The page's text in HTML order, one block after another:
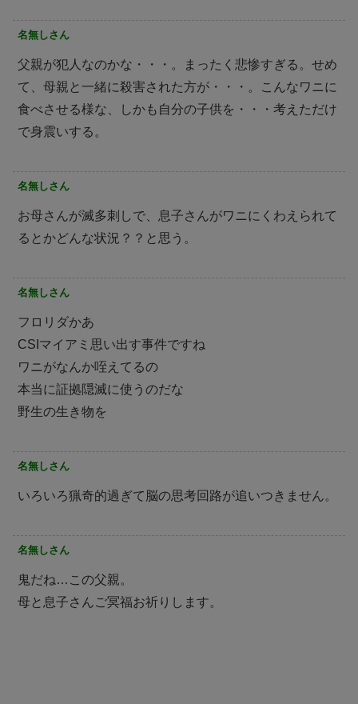
名無しさん
父親が犯人なのかな・・・。まったく悲惨すぎる。せめ
て、母親と一緒に殺害された方が・・・。こんなワニに
食べさせる様な、しかも自分の子供を・・・考えただけ
で身震いする。
名無しさん
お母さんが滅多刺しで、息子さんがワニにくわえられて
るとかどんな状況？？と思う。
名無しさん
フロリダかあ
CSIマイアミ思い出す事件ですね
ワニがなんか咥えてるの
本当に証拠隠滅に使うのだな
野生の生き物を
名無しさん
いろいろ猟奇的過ぎて脳の思考回路が追いつきません。
名無しさん
鬼だね…この父親。
母と息子さんご冥福お祈りします。